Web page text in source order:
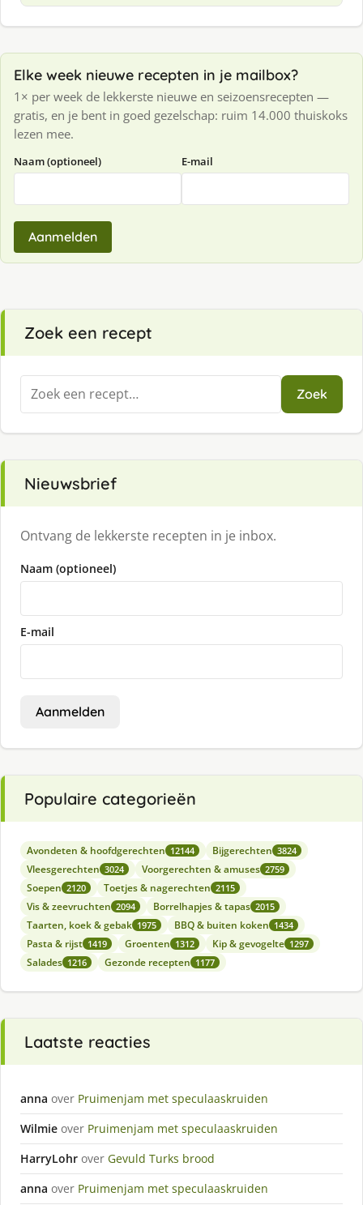
Elke week nieuwe recepten in je mailbox?
1× per week de lekkerste nieuwe en seizoensrecepten —
gratis, en je bent in goed gezelschap: ruim 14.000 thuiskoks
lezen mee.
Naam (optioneel) E-mail
Aanmelden
Zoek een recept
Zoeken
naar:
Zoek
Nieuwsbrief
Ontvang de lekkerste recepten in je inbox.
Naam (optioneel)
E-mail
Aanmelden
Populaire categorieën
Avondeten & hoofdgerechten 12144 Bijgerechten 3824
Vleesgerechten 3024 Voorgerechten & amuses 2759
Soepen 2120 Toetjes & nagerechten 2115
Vis & zeevruchten 2094 Borrelhapjes & tapas 2015
Taarten, koek & gebak 1975 BBQ & buiten koken 1434
Pasta & rijst 1419 Groenten 1312 Kip & gevogelte 1297
Salades 1216 Gezonde recepten 1177
Laatste reacties
anna over Pruimenjam met speculaaskruiden
Wilmie over Pruimenjam met speculaaskruiden
HarryLohr over Gevuld Turks brood
anna over Pruimenjam met speculaaskruiden